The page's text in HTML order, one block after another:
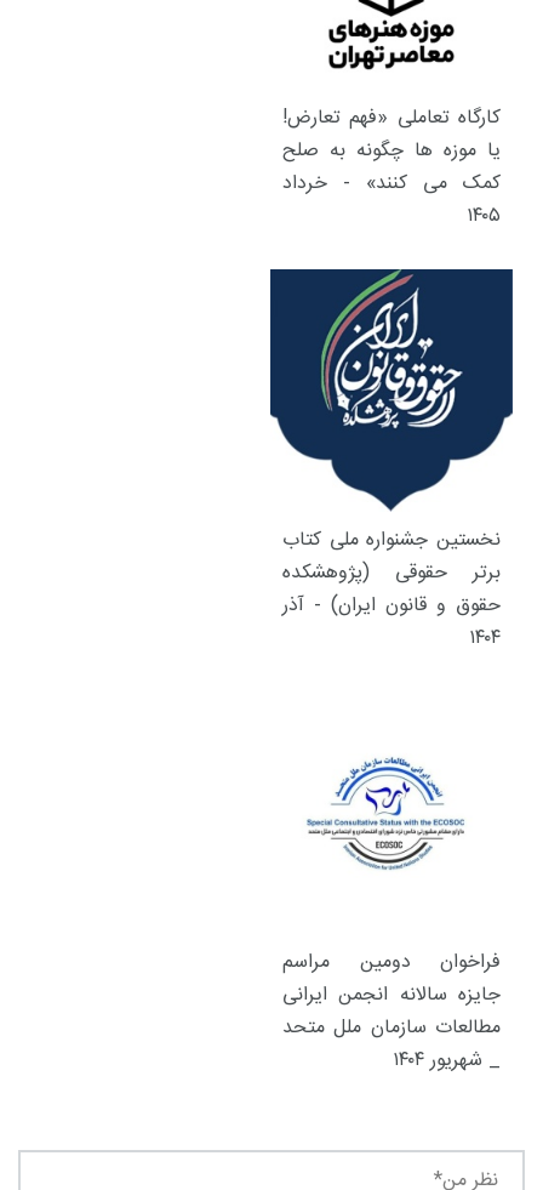
کارگاه تعاملی «فهم تعارض!
یا موزه ها چگونه به صلح
کمک می کنند» - خرداد
۱۴۰۵
نخستین جشنواره ملی کتاب
برتر حقوقی (پژوهشکده
حقوق و قانون ایران) - آذر
۱۴۰۴
فراخوان دومین مراسم
جایزه سالانه انجمن ایرانی
مطالعات سازمان ملل متحد
_ شهریور ۱۴۰۴